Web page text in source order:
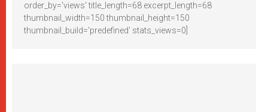
order_by='views' title_length=68 excerpt_length=68
thumbnail_width=150 thumbnail_height=150
thumbnail_build='predefined' stats_views=0]